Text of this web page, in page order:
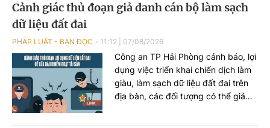
(thuộc nhóm Beta-agonist, chất tạo
nuôi) tại nhiều cơ sở chăn nuôi, thu
Cảnh giác thủ đoạn giả danh cán bộ làm sạch
dữ liệu đất đai
PHÁP LUẬT - BẠN ĐỌC 11:12 07/08/2026
Công an TP Hải Phòng cảnh báo, lợi
dụng việc triển khai chiến dịch làm
giàu, làm sạch dữ liệu đất đai trên
địa bàn, các đối tượng có thể giả